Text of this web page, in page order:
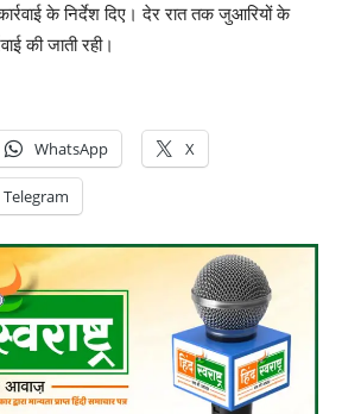
के निर्देश दिए। देर रात तक जुआरियों के
की जाती रही।
WhatsApp X
Telegram